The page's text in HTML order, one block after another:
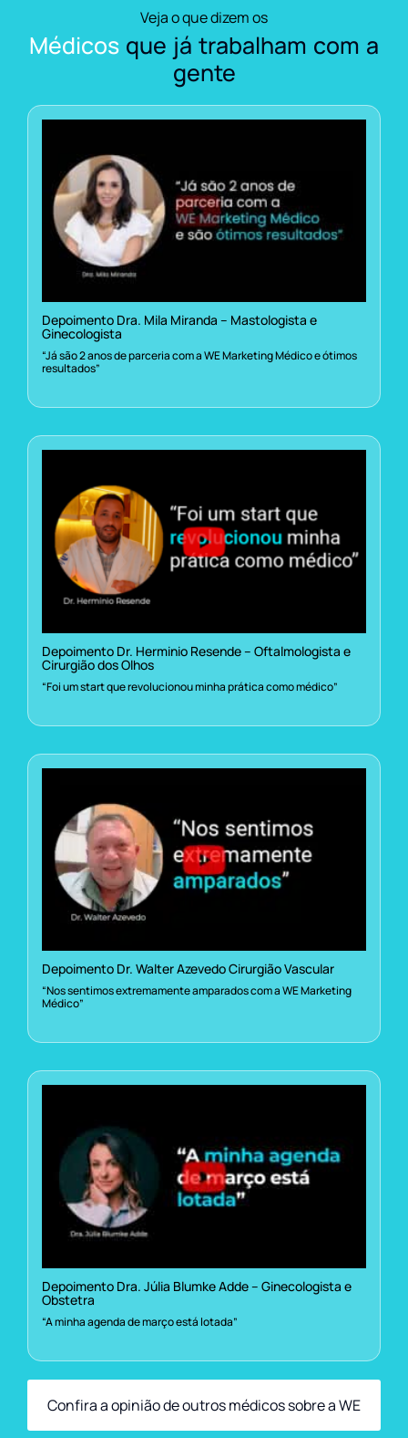
Veja o que dizem os
Médicos que já trabalham com a
gente
Depoimento Dra. Mila Miranda – Mastologista e
Ginecologista
“Já são 2 anos de parceria com a WE Marketing Médico e ótimos
resultados”
Depoimento Dr. Herminio Resende – Oftalmologista e
Cirurgião dos Olhos
“Foi um start que revolucionou minha prática como médico”
Depoimento Dr. Walter Azevedo Cirurgião Vascular
“Nos sentimos extremamente amparados com a WE Marketing
Médico”
Depoimento Dra. Júlia Blumke Adde – Ginecologista e
Obstetra
“A minha agenda de março está lotada”
Confira a opinião de outros médicos sobre a WE